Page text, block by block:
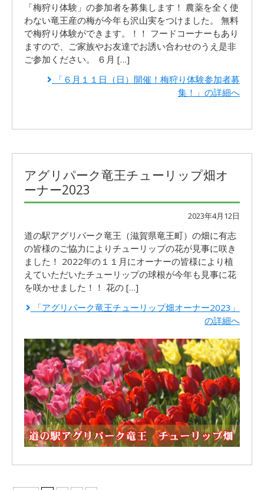
「梅狩り体験」の参加者を募集します！ 農薬を全く使
わない竜王産の梅が今年も沢山実をつけました。 無料
で梅狩り体験ができます。！！ フードコーナーもあり
ますので、ご家族やお友達でお誘い合わせのうえ是非
ご参加ください。 ６月 […]
「６月１１日（日）開催！梅狩り体験参加者募
集！」の詳細へ
アグリパーク竜王チューリップ畑オ
ーナー2023
2023年4月12日
道の駅アグリパーク竜王（滋賀県竜王町）の畑に有志
の皆様のご協力によりチューリップの花が見事に咲き
ました！ 2022年の１１月にオーナーの皆様により植
えていただいたチューリップの球根が今年も見事に花
を咲かせました！！ 花の […]
「アグリパーク竜王チューリップ畑オーナー2023」
の詳細へ